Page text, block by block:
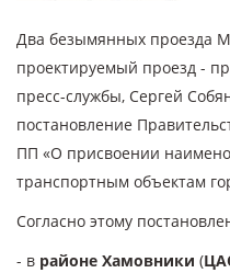
Два безымянных проезда
проектируемый проезд -
пресс-службы, Сергей
постановление
ПП «О присвоении
транспортным объектам
Согласно этому
- в районе Хамовники (